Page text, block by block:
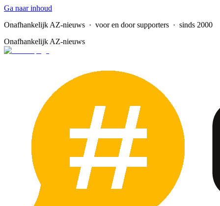
Ga naar inhoud
Onafhankelijk AZ-nieuws · voor en door supporters · sinds 2000
Onafhankelijk AZ-nieuws